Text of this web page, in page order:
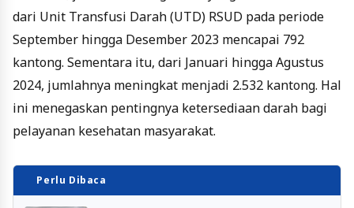
dari Unit Transfusi Darah (UTD) RSUD pada periode
September hingga Desember 2023 mencapai 792
kantong. Sementara itu, dari Januari hingga Agustus
2024, jumlahnya meningkat menjadi 2.532 kantong. Hal
ini menegaskan pentingnya ketersediaan darah bagi
pelayanan kesehatan masyarakat.
Perlu Dibaca